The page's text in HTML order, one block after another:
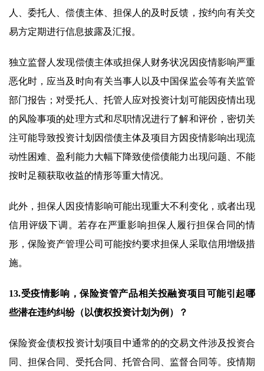
人、委托人、偿债主体、担保人的及时反馈，按约向有关交
易方定期进行信息披露及汇报。
独立监督人发现偿债主体或担保人财务状况因疫情影响严重
恶化时，应当及时向有关当事人以及中国保监会等有关监管
部门报告；对受托人、托管人应对投资计划可能因疫情出现
的风险事项的处理方式和尽职情况进行了解和评价，密切关
注可能导致投资计划因偿债主体及项目方因疫情影响出现流
动性困难、盈利能力大幅下降致使偿债能力出现问题、不能
按时足额获取收益的情形等重大情况。
此外，担保人因疫情影响可能出现重大不利变化，或者出现
信用评级下调。若存在严重影响担保人履行担保合同的情
形，保险资产管理公司可能按约要求担保人采取信用增级措
施。
13.受疫情影响，保险资管产品相关投融资项目可能引起哪
些潜在违约纠纷（以债权投资计划为例）？
保险资金债权投资计划项目中通常的的交易文件涉及投资合
同、担保合同、受托合同、托管合同、监督合同等。疫情期